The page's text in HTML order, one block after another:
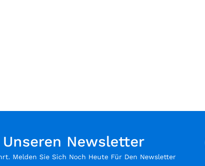
Newsletter
Melden Sie Sich Noch Heute Für Den Newsletter